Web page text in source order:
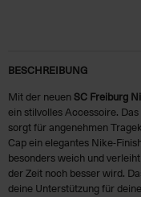
BESCHREIBUNG
Mit der neuen SC Freiburg
ein stilvolles Accessoire.
sorgt für angenehmen
Cap ein elegantes Nike-
besonders weich und
der Zeit noch besser wird.
deine Unterstützung für